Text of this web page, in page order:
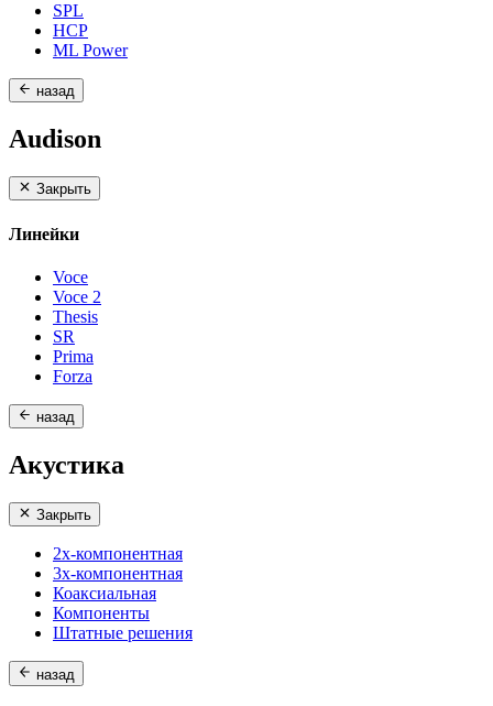
SPL
HCP
ML Power
назад
Audison
Закрыть
Линейки
Voce
Voce 2
Thesis
SR
Prima
Forza
назад
Акустика
Закрыть
2х-компонентная
3х-компонентная
Коаксиальная
Компоненты
Штатные решения
назад